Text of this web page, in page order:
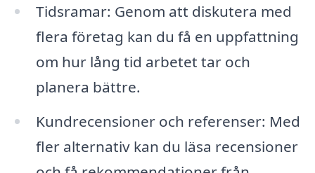
Tidsramar: Genom att diskutera med
flera företag kan du få en uppfattning
om hur lång tid arbetet tar och
planera bättre.
Kundrecensioner och referenser: Med
fler alternativ kan du läsa recensioner